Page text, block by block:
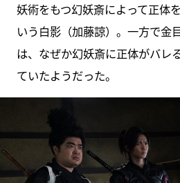
妖術をもつ幻妖斎によって正体
いう白影（加藤諒）。一方で金
は、なぜか幻妖斎に正体がバレ
ていたようだった。